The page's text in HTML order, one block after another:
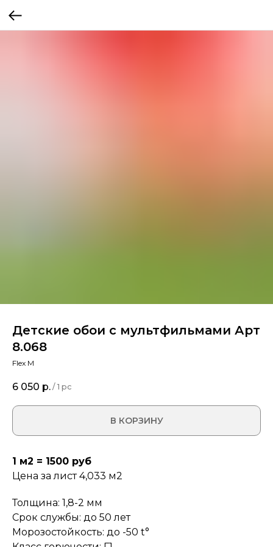
Детские обои с мультфильмами Арт
8.068
Flex M
6 050 р. / 1 pc
В КОРЗИНУ
1 м2 = 1500 руб
Цена за лист 4,033 м2
Толщина: 1,8-2 мм
Срок службы: до 50 лет
Морозостойкость: до -50 t°